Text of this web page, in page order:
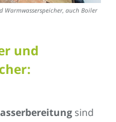
Warmwasserspeicher, auch Boiler
und
sind